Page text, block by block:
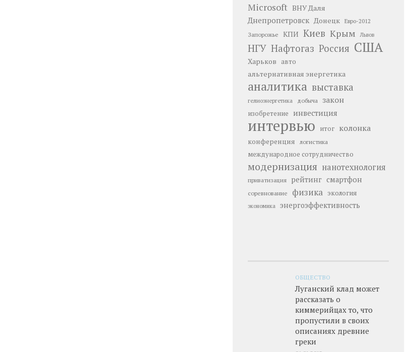
Microsoft ВНУ Даля
Днепропетровск Донецк Евро-2012
Запорожье КПИ Киев Крым Львов
НГУ Нафтогаз Россия США
Харьков авто
альтернативная энергетика
аналитика выставка
гелиоэнергетика добыча закон
изобретение инвестиция
интервью итог колонка
конференция логистика
международное сотрудничество
модернизация нанотехнология
приватизация рейтинг смартфон
соревнование физика экология
экономика энергоэффективность
ОБЩЕСТВО
Луганский клад может
рассказать о
киммерийцах то, что
пропустили в своих
описаниях древние
греки